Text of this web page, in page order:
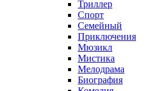
Триллер
Спорт
Семейный
Приключения
Мюзикл
Мистика
Мелодрама
Биография